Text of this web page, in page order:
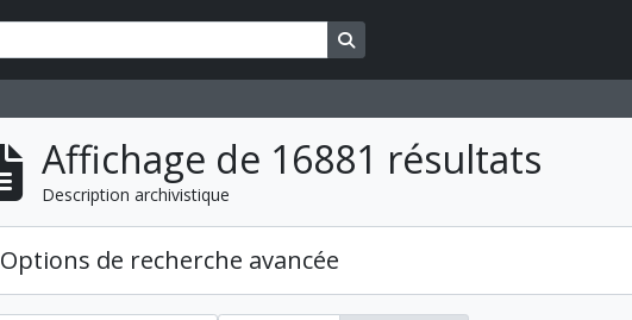
Search in browse page
Affichage de 16881 résultats
Description archivistique
Options de recherche avancée